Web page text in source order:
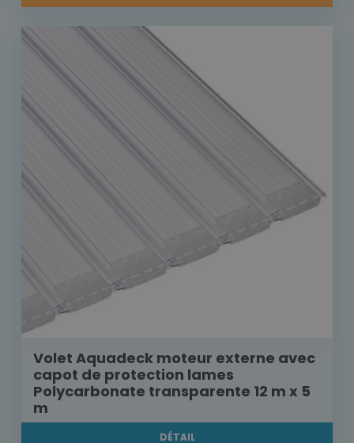
Volet Aquadeck moteur externe avec
capot de protection lames
Polycarbonate transparente 12 m x 5
m
DÉTAIL